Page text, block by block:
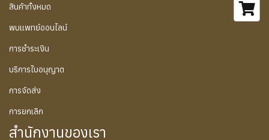
สินค้าทั้งหมด
พบแพทย์ออนไลน์
การชำระเงิน
บริการใบอนุญาต
การจัดส่ง
การยกเลิก
สำนักงานของเรา